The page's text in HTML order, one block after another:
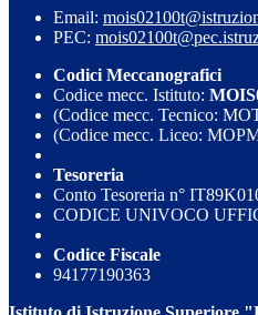
Email:
PEC:
Codici Meccanografici
Codice mecc. Istituto:
(Codice mecc. Tecnico:
(Codice mecc. Liceo:
Tesoreria
Conto Tesoreria n°
CODICE UNIVOCO
Codice Fiscale
94177190363